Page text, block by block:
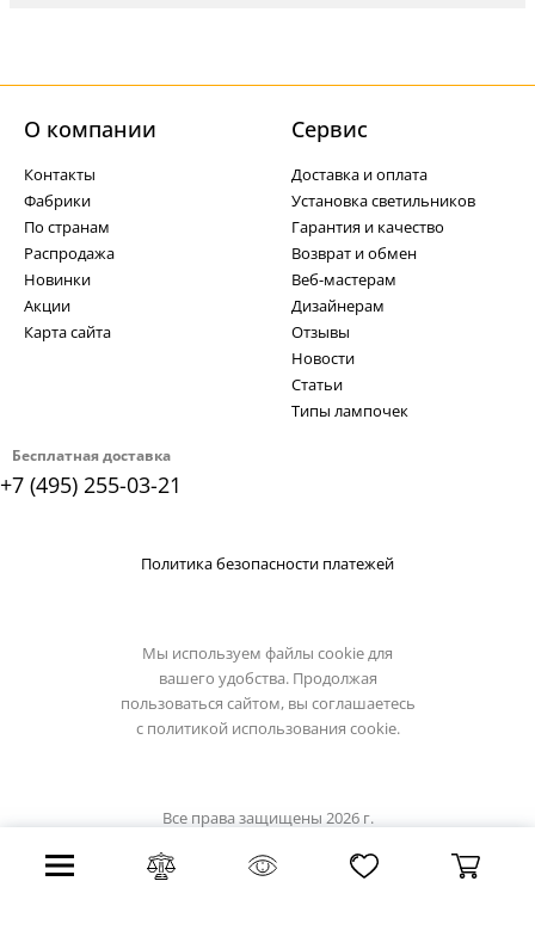
Бесплатная доставка
+7 (495) 255-03-21
О компании
Контакты
Фабрики
По странам
Распродажа
Новинки
Акции
Карта сайта
Cервис
Доставка и оплата
Установка светильников
Гарантия и качество
Возврат и обмен
Веб-мастерам
Дизайнерам
Отзывы
Новости
Статьи
Типы лампочек
Политика безопасности платежей
Мы используем файлы cookie для
вашего удобства. Продолжая
пользоваться сайтом, вы соглашаетесь
с политикой использования cookie.
Все права защищены 2026 г.